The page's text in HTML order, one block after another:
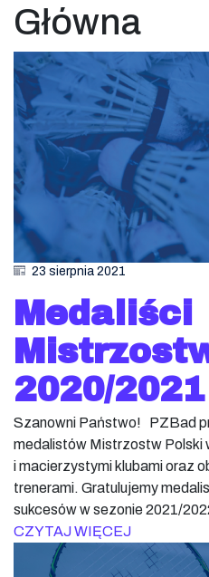
Główna
23 sierpnia 2021
Medaliści
2020/
Szanowni Państwo! PZBad
medalistów Mistrzostw Polski
i macierzystymi klubami oraz
trenerami. Gratulujemy
sukcesów w sezonie 2021/
CZYTAJ WIĘCEJ